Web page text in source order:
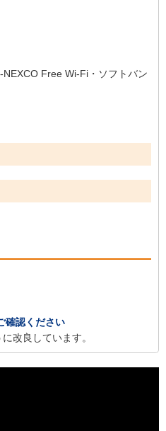
Free Wi-Fi・ソフトバン
確認ください
改良しています。